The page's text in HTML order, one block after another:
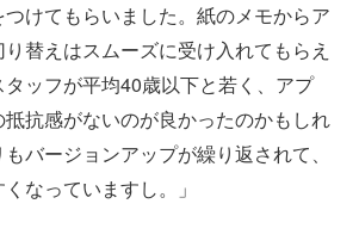
けてもらいました。紙のメモからア
替えはスムーズに受け入れてもらえ
ッフが平均40歳以下と若く、アプ
抵抗感がないのが良かったのかもしれ
バージョンアップが繰り返されて、
なっていますし。」